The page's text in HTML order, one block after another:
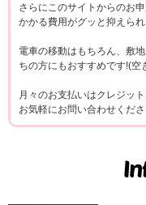
さらにこのサイトからのお
かかる費用がグッと抑えら
電車の移動はもちろん、敷
ちの方にもおすすめです!(
月々のお支払いはクレジッ
お気軽にお問い合わせくだ